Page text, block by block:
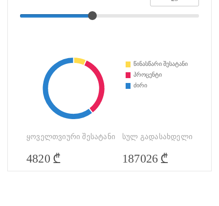
ყოველთვიური შესატანი
4820 ₾
სულ გადასახდელი
187026 ₾